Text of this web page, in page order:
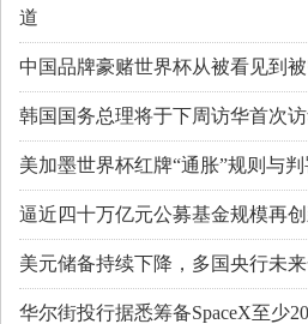
道
中国品牌豪赌世界杯从被看见到
韩国国务总理将于下周访华首次
美加墨世界杯红牌“通胀”规则与
逼近四十万亿元公募基金规模再创
美元储备持续下降，多国央行未
华尔街投行据悉筹备SpaceX至少